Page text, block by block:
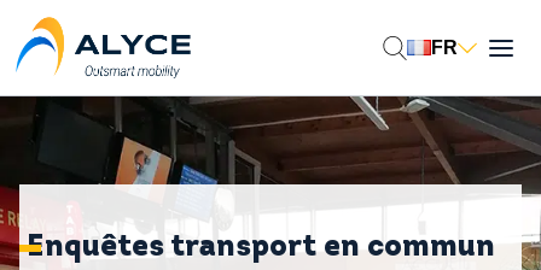
contenu
FR
Enquêtes transport en commun